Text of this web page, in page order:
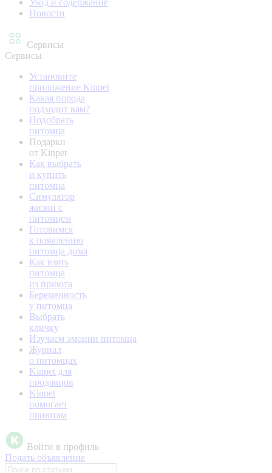
Уход и содержание
Новости
Сервисы
Сервисы
Установите
приложение Kinpet
Какая порода
подходит вам?
Подобрать
питомца
Подарки
от Kinpet
Как выбрать
и купить
питомца
Симулятор
жизни с
питомцем
Готовимся
к появлению
питомца дома
Как взять
питомца
из приюта
Беременность
у питомца
Выбрать
кличку
Изучаем эмоции питомца
Журнал
о питомцах
Kinpet для
продавцов
Kinpet
помогает
приютам
Войти в профиль
Подать объявление